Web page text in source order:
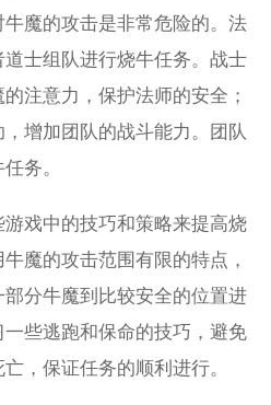
魔的攻击是非常危险的。法
士组队进行烧牛任务。战士
注意力，保护法师的安全；
增加团队的战斗能力。团队
务。
戏中的技巧和策略来提高烧
魔的攻击范围有限的特点，
分牛魔到比较安全的位置进
些逃跑和保命的技巧，避免
，保证任务的顺利进行。